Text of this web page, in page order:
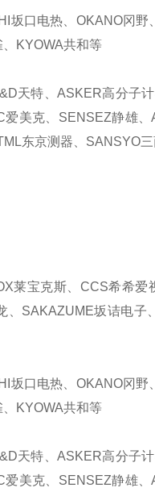
坂口电热、OKANO冈
KYOWA共和等
天特、ASKER高分子
美克、SENSEZ静雄
东京测器、SANSYO
莱宝克斯、CCS希希
SAKAZUME坂诘电
坂口电热、OKANO冈
KYOWA共和等
天特、ASKER高分子
美克、SENSEZ静雄